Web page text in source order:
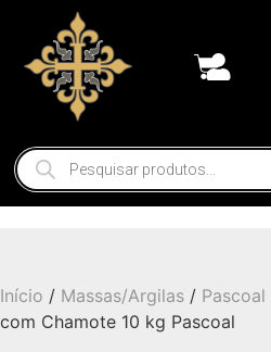
Início / Massas/Argilas / Pascoal
com Chamote 10 kg Pascoal